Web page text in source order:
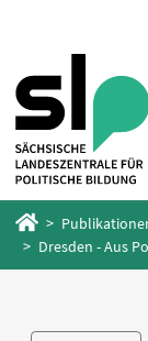
springen
springen
Startseite
Dresden - Aus